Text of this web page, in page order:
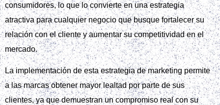
consumidores, lo que lo convierte en una estrategia
atractiva para cualquier negocio que busque fortalecer su
relación con el cliente y aumentar su competitividad en el
mercado.
La implementación de esta estrategia de marketing permite
a las marcas obtener mayor lealtad por parte de sus
clientes, ya que demuestran un compromiso real con su